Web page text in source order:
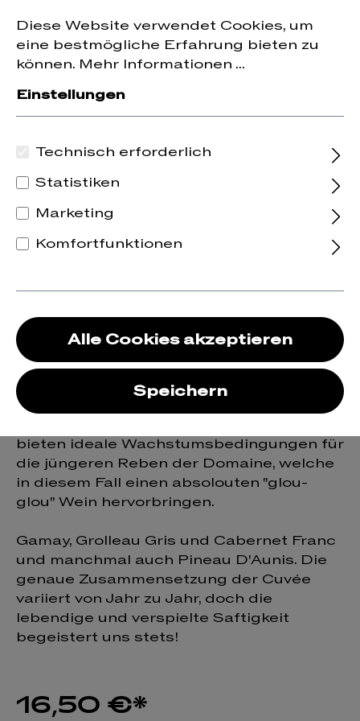
springen
auf die erste Bestellung erhalten.
2024 Bangarang
Bangarang ist einer unserer absoluten
Lieblinge in Sachen leicht und rot.
bieten ideale Wachstumsbedingungen für
die jüngeren Reben der Domaine, welche
in diesem Fall einen absolouten "glou-
glou" Wein hervorbringen.
Gamay, Grolleau Gris und Cabernet Franc
und manchmal auch Pineau D'Aunis. Die
genaue Zusammensetzung der Cuvée
variiert von Jahr zu Jahr, doch die
lebendige und verspielte Saftigkeit
begeistert uns stets!
16,50 €*
Diese Website verwendet Cookies, um
eine bestmögliche Erfahrung bieten zu
können. Mehr Informationen ...
Einstellungen
Technisch erforderlich
Statistiken
Marketing
Komfortfunktionen
Alle Cookies akzeptieren
Speichern